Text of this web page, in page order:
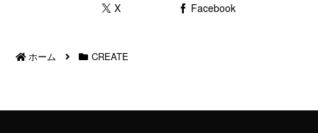
X Facebook
ホーム CREATE